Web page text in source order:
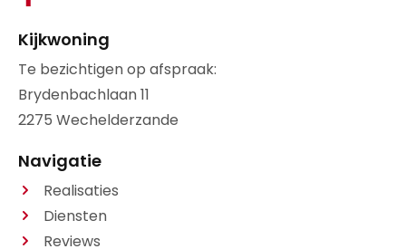
Kijkwoning
Te bezichtigen op afspraak:
Brydenbachlaan 11
2275 Wechelderzande
Navigatie
Realisaties
Diensten
Reviews